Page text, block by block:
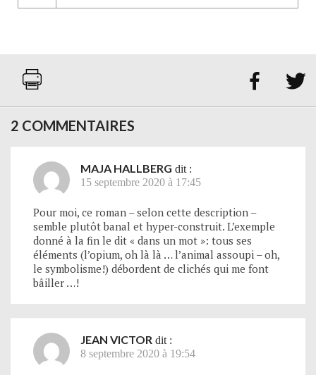
 
2 COMMENTAIRES
MAJA HALLBERG dit :
15 septembre 2020 à 17:45
Pour moi, ce roman – selon cette description –
semble plutôt banal et hyper-construit. L’exemple
donné à la fin le dit « dans un mot »: tous ses
éléments (l’opium, oh là là … l’animal assoupi – oh,
le symbolisme!) débordent de clichés qui me font
bâiller …!
JEAN VICTOR dit :
8 septembre 2020 à 19:54